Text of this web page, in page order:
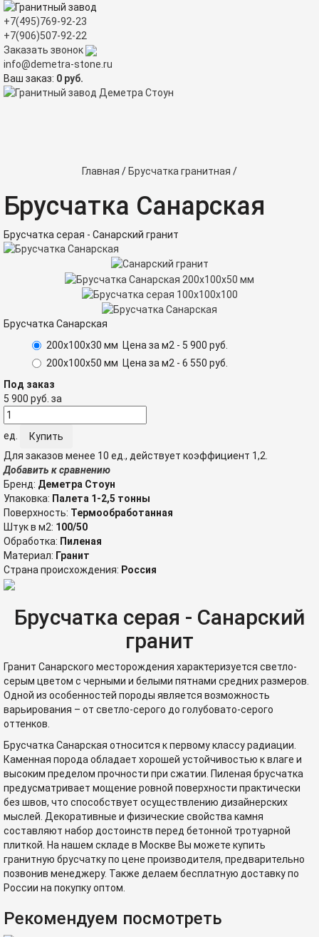
+7(495)769-92-23
+7(906)507-92-22
Заказать звонок
info@demetra-stone.ru
Ваш заказ: 0 руб.
Главная / Брусчатка гранитная /
Брусчатка Санарская
Брусчатка серая - Санарский гранит
Брусчатка Санарская
200х100х30 мм Цена за м2 - 5 900 руб.
200х100х50 мм Цена за м2 - 6 550 руб.
Под заказ
5 900 руб. за
ед.
Для заказов менее 10 ед., действует коэффициент 1,2.
Добавить к сравнению
Бренд: Деметра Стоун
Упаковка: Палета 1-2,5 тонны
Поверхность: Термообработанная
Штук в м2: 100/50
Обработка: Пиленая
Материал: Гранит
Страна происхождения: Россия
Брусчатка серая - Санарский
гранит
Гранит Санарского месторождения характеризуется светло-
серым цветом с черными и белыми пятнами средних размеров.
Одной из особенностей породы является возможность
варьирования – от светло-серого до голубовато-серого
оттенков.
Брусчатка Санарская относится к первому классу радиации.
Каменная порода обладает хорошей устойчивостью к влаге и
высоким пределом прочности при сжатии. Пиленая брусчатка
предусматривает мощение ровной поверхности практически
без швов, что способствует осуществлению дизайнерских
мыслей. Декоративные и физические свойства камня
составляют набор достоинств перед бетонной тротуарной
плиткой. На нашем складе в Москве Вы можете купить
гранитную брусчатку по цене производителя, предварительно
позвонив менеджеру. Также делаем бесплатную доставку по
России на покупку оптом.
Рекомендуем посмотреть